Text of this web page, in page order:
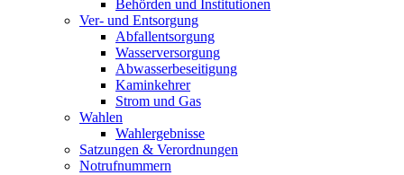
Behörden und Institutionen
Ver- und Entsorgung
Abfallentsorgung
Wasserversorgung
Abwasserbeseitigung
Kaminkehrer
Strom und Gas
Wahlen
Wahlergebnisse
Satzungen & Verordnungen
Notrufnummern